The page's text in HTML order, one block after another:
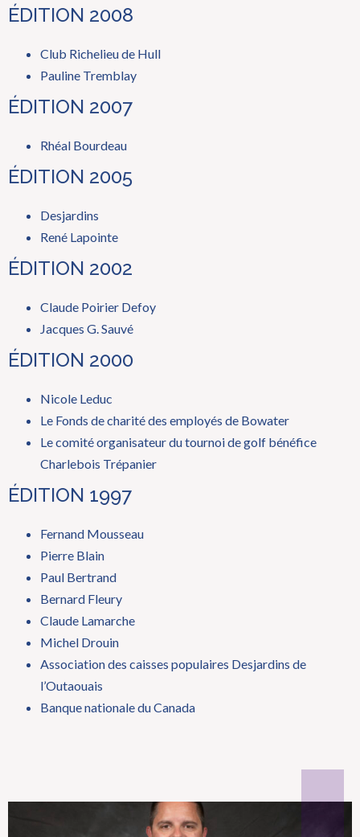
ÉDITION 2008
Club Richelieu de Hull
Pauline Tremblay
ÉDITION 2007
Rhéal Bourdeau
ÉDITION 2005
Desjardins
René Lapointe
ÉDITION 2002
Claude Poirier Defoy
Jacques G. Sauvé
ÉDITION 2000
Nicole Leduc
Le Fonds de charité des employés de Bowater
Le comité organisateur du tournoi de golf bénéfice
Charlebois Trépanier
ÉDITION 1997
Fernand Mousseau
Pierre Blain
Paul Bertrand
Bernard Fleury
Claude Lamarche
Michel Drouin
Association des caisses populaires Desjardins de
l’Outaouais
Banque nationale du Canada